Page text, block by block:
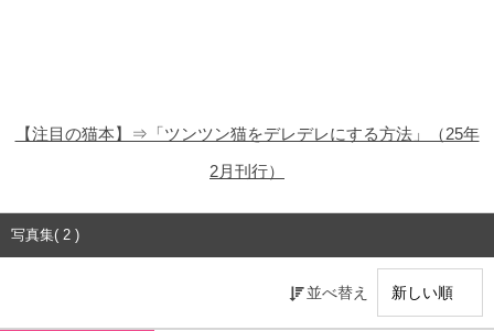
【注目の猫本】⇒「ツンツン猫をデレデレにする方法」（25年
2月刊行）
写真集( 2 )
並べ替え
猫の社会問題